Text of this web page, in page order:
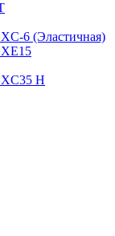
6 (Эластичная)
Н